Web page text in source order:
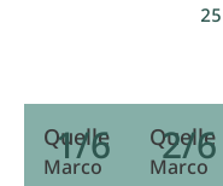
1/6
Quelle
Marco
2/6
Quelle
Marco